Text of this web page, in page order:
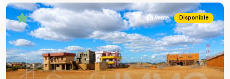
En vente Disponible